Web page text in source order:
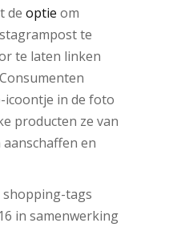
de optie om
te
te laten linken
in de foto
producten ze van
en
tags
in samenwerking